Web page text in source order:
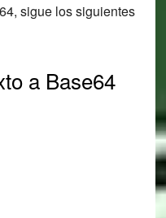
sigue los siguientes
a Base64